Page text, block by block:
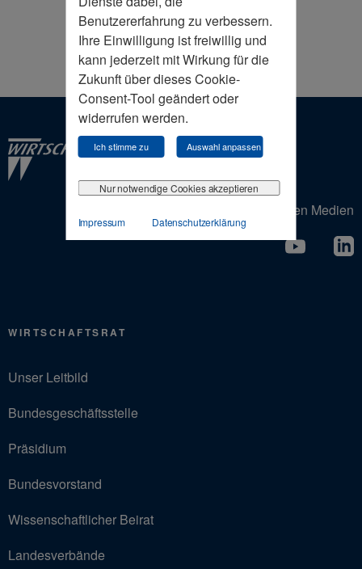
Benutzererfahrung zu verbessern.
Ihre Einwilligung ist freiwillig und
kann jederzeit mit Wirkung für die
Zukunft über dieses Cookie-
Consent-Tool geändert oder
widerrufen werden.
Ich stimme zu Auswahl anpassen
Nur notwendige Cookies akzeptieren
Impressum Datenschutzerklärung
Der Wirtschaftsrat in den Sozialen Medien
WIRTSCHAFTSRAT
Unser Leitbild
Bundesgeschäftsstelle
Präsidium
Bundesvorstand
Wissenschaftlicher Beirat
Landesverbände